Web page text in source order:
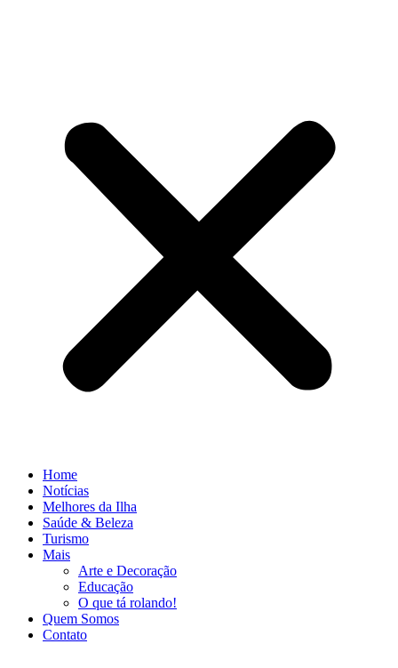
Home
Notícias
Melhores da Ilha
Saúde & Beleza
Turismo
Mais
Arte e Decoração
Educação
O que tá rolando!
Quem Somos
Contato